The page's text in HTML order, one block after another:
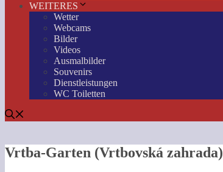
WEITERES
Wetter
Webcams
Bilder
Videos
Ausmalbilder
Souvenirs
Dienstleistungen
WC Toiletten
Vrtba-Garten (Vrtbovská zahrada)